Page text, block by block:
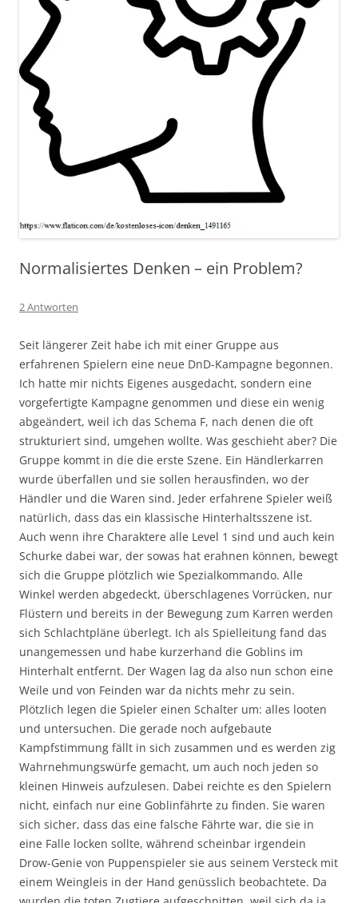
Normalisiertes Denken – ein Problem?
2 Antworten
Seit längerer Zeit habe ich mit einer Gruppe aus
erfahrenen Spielern eine neue DnD-Kampagne begonnen.
Ich hatte mir nichts Eigenes ausgedacht, sondern eine
vorgefertigte Kampagne genommen und diese ein wenig
abgeändert, weil ich das Schema F, nach denen die oft
strukturiert sind, umgehen wollte. Was geschieht aber? Die
Gruppe kommt in die die erste Szene. Ein Händlerkarren
wurde überfallen und sie sollen herausfinden, wo der
Händler und die Waren sind. Jeder erfahrene Spieler weiß
natürlich, dass das ein klassische Hinterhaltsszene ist.
Auch wenn ihre Charaktere alle Level 1 sind und auch kein
Schurke dabei war, der sowas hat erahnen können, bewegt
sich die Gruppe plötzlich wie Spezialkommando. Alle
Winkel werden abgedeckt, überschlagenes Vorrücken, nur
Flüstern und bereits in der Bewegung zum Karren werden
sich Schlachtpläne überlegt. Ich als Spielleitung fand das
unangemessen und habe kurzerhand die Goblins im
Hinterhalt entfernt. Der Wagen lag da also nun schon eine
Weile und von Feinden war da nichts mehr zu sein.
Plötzlich legen die Spieler einen Schalter um: alles looten
und untersuchen. Die gerade noch aufgebaute
Kampfstimmung fällt in sich zusammen und es werden zig
Wahrnehmungswürfe gemacht, um auch noch jeden so
kleinen Hinweis aufzulesen. Dabei reichte es den Spielern
nicht, einfach nur eine Goblinfährte zu finden. Sie waren
sich sicher, dass das eine falsche Fährte war, die sie in
eine Falle locken sollte, während scheinbar irgendein
Drow-Genie von Puppenspieler sie aus seinem Versteck mit
einem Weingleis in der Hand genüsslich beobachtete. Da